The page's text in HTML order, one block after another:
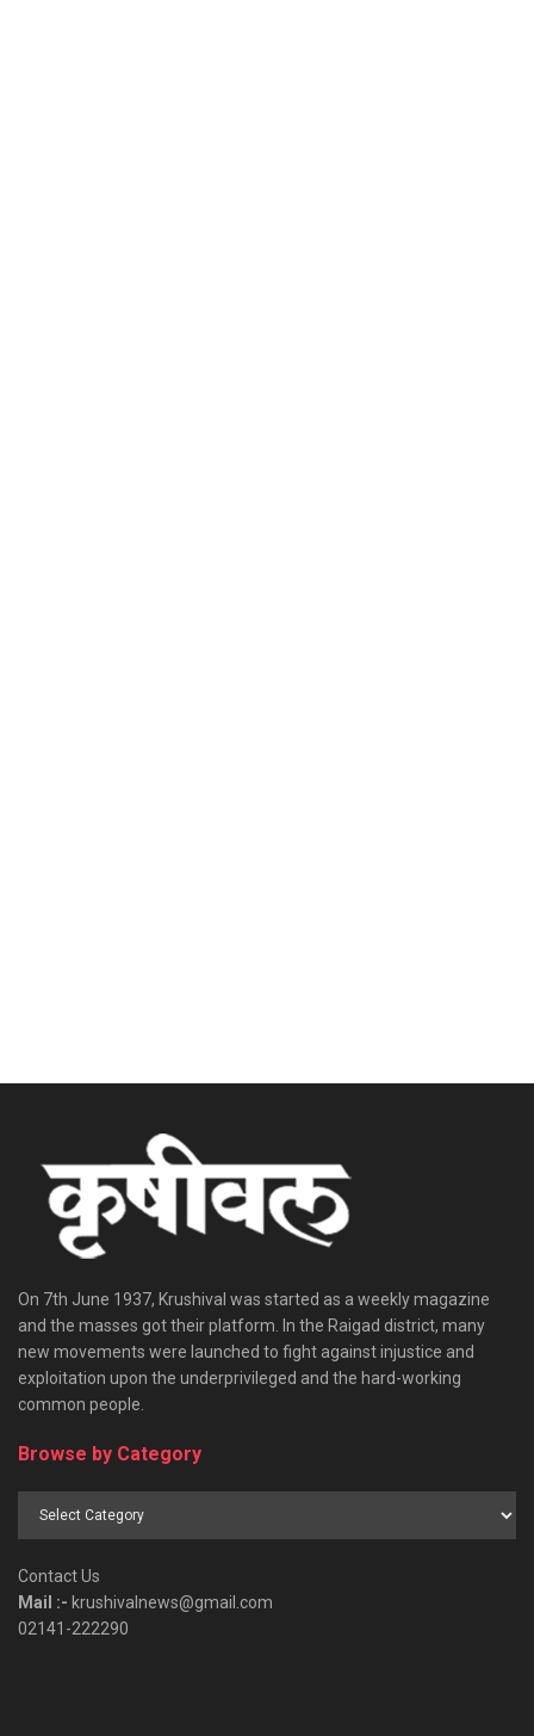
On 7th June 1937, Krushival was started as a weekly magazine
and the masses got their platform. In the Raigad district, many
new movements were launched to fight against injustice and
exploitation upon the underprivileged and the hard-working
common people.
Browse by Category
Contact Us
Mail :- krushivalnews@gmail.com
02141-222290